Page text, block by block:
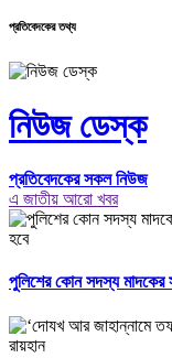
প্রতিবেদকের তথ্য
নিউজ ডেস্ক
প্রতিবেদকের সকল নিউজ
এ জাতীয় আরো খবর
পুলিশের কোন সদস্য মাদকের